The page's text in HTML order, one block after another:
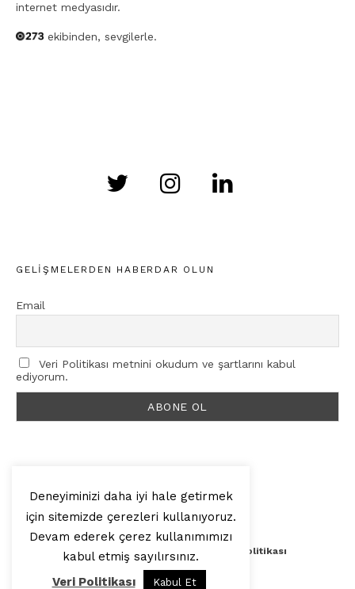
internet medyasıdır.
ekibinden, sevgilerle.
GELIŞMELERDEN HABERDAR OLUN
Email
Veri Politikası metnini okudum ve şartlarını kabul
ediyorum.
© 2025, Artilop
Künye Yazar Başvurusu Veri Politikası
Deneyiminizi daha iyi hale getirmek
için sitemizde çerezleri kullanıyoruz.
Devam ederek çerez kullanımımızı
kabul etmiş sayılırsınız.
Veri Politikası
Kabul Et